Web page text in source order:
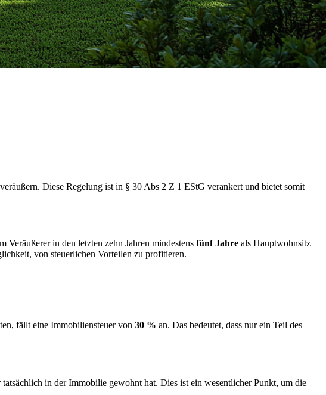
Diese Regelung ist in § 30 Abs 2 Z 1 EStG verankert und bietet somit
in den letzten zehn Jahren mindestens fünf Jahre als Hauptwohnsitz
von steuerlichen Vorteilen zu profitieren.
fällt eine Immobiliensteuer von 30 % an. Das bedeutet, dass nur ein Teil des
in der Immobilie gewohnt hat. Dies ist ein wesentlicher Punkt, um die